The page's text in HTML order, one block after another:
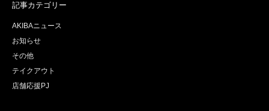
記事カテゴリー
AKIBAニュース
お知らせ
その他
テイクアウト
店舗応援PJ